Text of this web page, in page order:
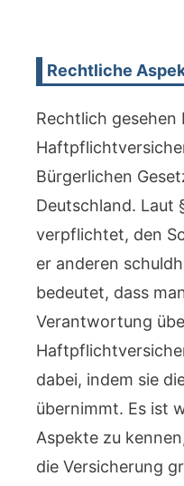
Rechtliche
Rechtlich gesehen
Bürgerlichen
Deutschland. Laut
verpflichtet, den
er anderen
bedeutet, dass
Verantwortung
dabei, indem sie
übernimmt. Es ist
Aspekte zu
die Versicherung